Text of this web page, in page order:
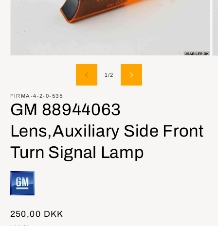
1/von
2
FIRMA-4-2-0-535
GM 88944063
Lens,Auxiliary Side Front
Turn Signal Lamp
Normaler
250,00 DKK